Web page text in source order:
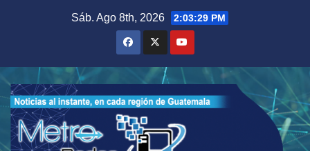
Sáb. Ago 8th, 2026 2:03:31 PM